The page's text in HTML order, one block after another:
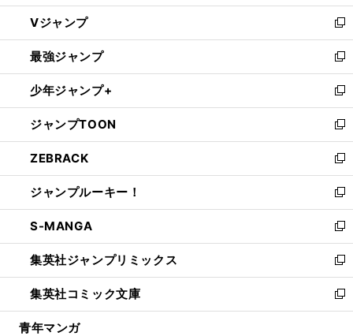
ウ
ィ
ン
ド
ウ
で
開
く
し
い
ウ
ィ
ン
ド
ウ
で
開
く
Vジャンプ
新
し
い
ウ
ィ
ン
ド
ウ
で
開
く
最強ジャンプ
新
し
い
ウ
ィ
ン
ド
ウ
で
開
く
少年ジャンプ+
新
し
い
ウ
ィ
ン
ド
ウ
で
開
く
ジャンプTOON
新
し
い
ウ
ィ
ン
ド
ウ
で
開
く
ZEBRACK
新
し
い
ウ
ィ
ン
ド
ウ
で
開
ジャンプルーキー！
新
し
い
ウ
ィ
ン
ド
ウ
S-MANGA
新
し
い
ウ
ィ
ン
集英社ジャンプリミックス
新
し
い
ウ
集英社コミック文庫
新
し
青年マンガ